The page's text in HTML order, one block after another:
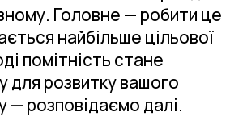
Головне — робити це
найбільше цільової
помітність стане
для розвитку вашого
— розповідаємо далі.